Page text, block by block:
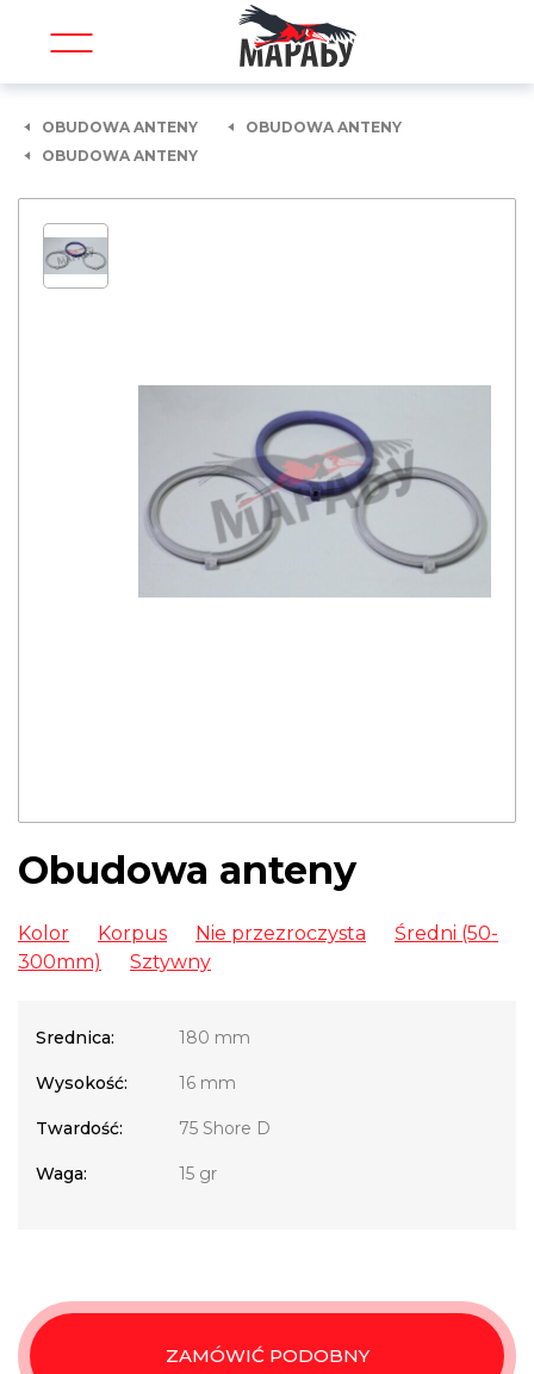
OBUDOWA ANTENY
OBUDOWA ANTENY
OBUDOWA ANTENY
Obudowa anteny
Kolor Korpus Nie przezroczysta
Średni (50-
300mm)
Sztywny
Srednica: 180 mm
Wysokość: 16 mm
Twardość: 75 Shore D
Waga: 15 gr
ZAMÓWIĆ PODOBNY